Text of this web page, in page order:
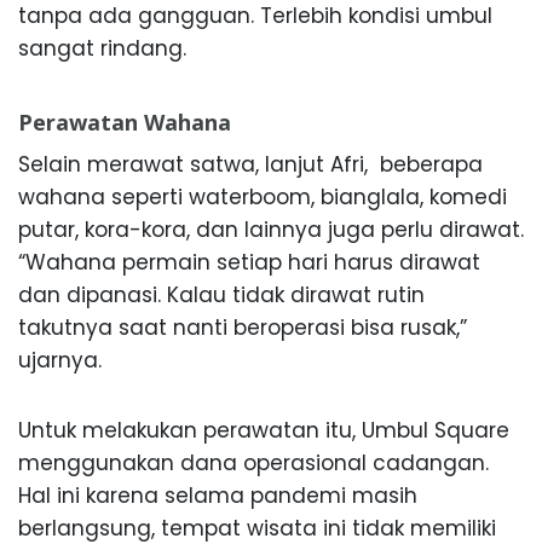
tanpa ada gangguan. Terlebih kondisi umbul
sangat rindang.
Perawatan Wahana
Selain merawat satwa, lanjut Afri, beberapa
wahana seperti waterboom, bianglala, komedi
putar, kora-kora, dan lainnya juga perlu dirawat.
“Wahana permain setiap hari harus dirawat
dan dipanasi. Kalau tidak dirawat rutin
takutnya saat nanti beroperasi bisa rusak,”
ujarnya.
Untuk melakukan perawatan itu, Umbul Square
menggunakan dana operasional cadangan.
Hal ini karena selama pandemi masih
berlangsung, tempat wisata ini tidak memiliki